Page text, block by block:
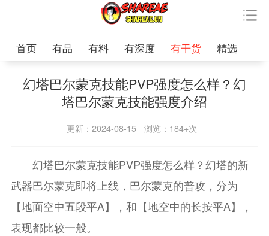
首页 有品 有料 有深度 有干货 精选
幻塔巴尔蒙克技能PVP强度怎么样？幻
塔巴尔蒙克技能强度介绍
更新：2024-08-15 浏览：184+次
幻塔巴尔蒙克技能PVP强度怎么样？幻塔的新
武器巴尔蒙克即将上线，巴尔蒙克的普攻，分为
【地面空中五段平A】，和【地空中的长按平A】，
表现都比较一般。